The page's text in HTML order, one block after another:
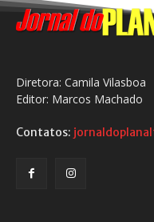
Diretora: Camila Vilasboa
Editor: Marcos Machado
Contatos: